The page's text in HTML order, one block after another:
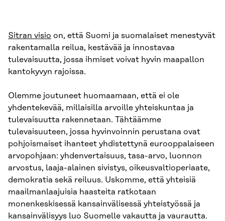
Sitran visio on, että Suomi ja suomalaiset menestyvät
rakentamalla reilua, kestävää ja innostavaa
tulevaisuutta, jossa ihmiset voivat hyvin maapallon
kantokyvyn rajoissa.
Olemme joutuneet huomaamaan, että ei ole
yhdentekevää, millaisilla arvoille yhteiskuntaa ja
tulevaisuutta rakennetaan. Tähtäämme
tulevaisuuteen, jossa hyvinvoinnin perustana ovat
pohjoismaiset ihanteet yhdistettynä eurooppalaiseen
arvopohjaan: yhdenvertaisuus, tasa-arvo, luonnon
arvostus, laaja-alainen sivistys, oikeusvaltioperiaate,
demokratia sekä reiluus. Uskomme, että yhteisiä
maailmanlaajuisia haasteita ratkotaan
monenkeskisessä kansainvälisessä yhteistyössä ja
kansainvälisyys luo Suomelle vakautta ja vaurautta.